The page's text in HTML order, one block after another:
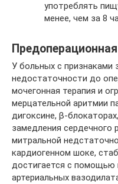
употреблять
менее, чем за 8
У больных с признаками
недостаточности до
мочегонная терапия и
мерцательной аритмии
дигоксине, β-
замедления
митральной
кардиогенном шоке,
достигается с помощью
артериальных